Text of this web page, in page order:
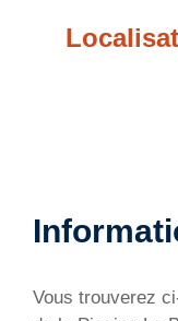
Vous trouverez